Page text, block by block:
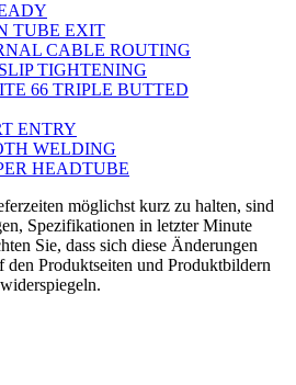
TUBE EXIT
CABLE ROUTING
TIGHTENING
66 TRIPLE BUTTED
ENTRY
WELDING
HEADTUBE
möglichst kurz zu halten, sind
Spezifikationen in letzter Minute
Sie, dass sich diese Änderungen
den Produktseiten und Produktbildern
widerspiegeln.